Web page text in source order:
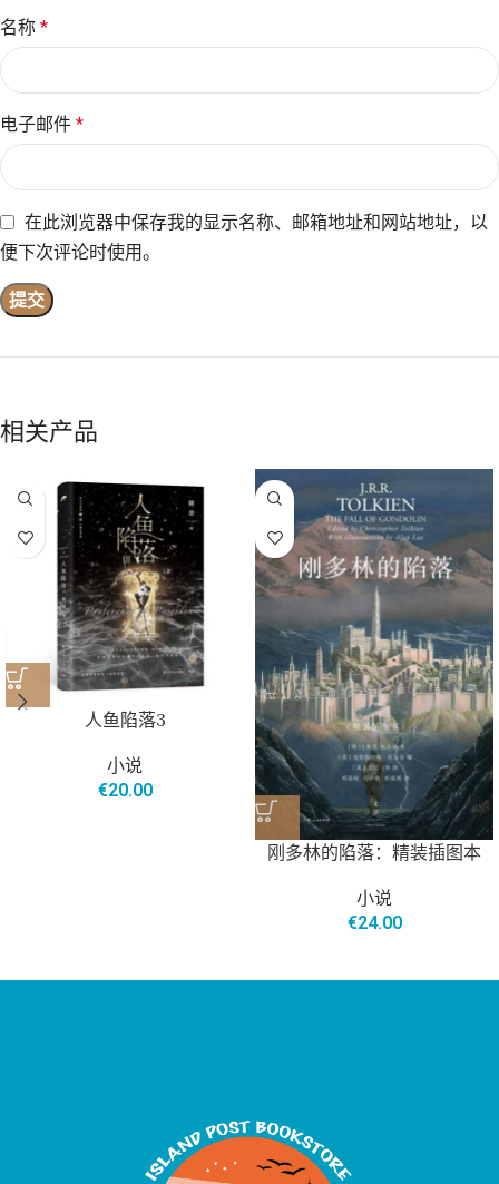
名称 *
电子邮件 *
在此浏览器中保存我的显示名称、邮箱地址和网站地址，以
便下次评论时使用。
相关产品
人鱼陷落3
小说
€20.00
刚多林的陷落：精装插图本
小说
€24.00